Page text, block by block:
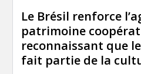
Le Brésil renforce
patrimoine
reconnaissant que
fait partie de la